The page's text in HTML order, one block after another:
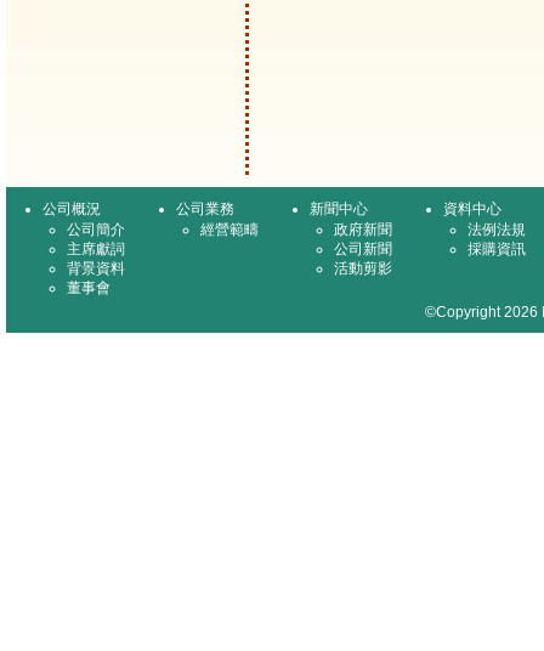
公司概況
公司簡介
主席獻詞
背景資料
董事會
公司業務
經營範疇
新聞中心
政府新聞
公司新聞
活動剪影
資料中心
法例法規
採購資訊
©Copyright 2026